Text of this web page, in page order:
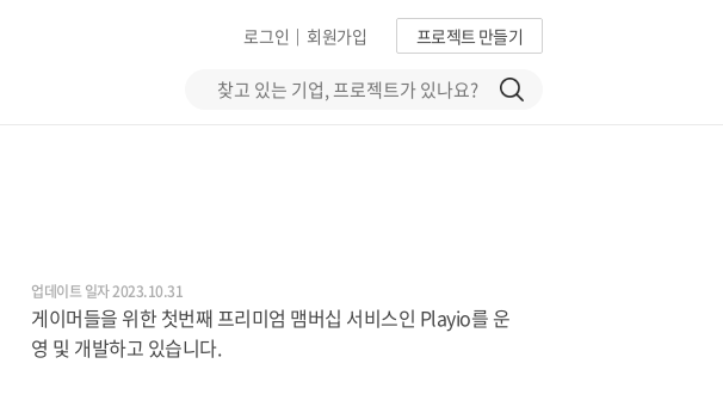
프로젝트 만들기
회원가입
|
로그인
업데이트 일자 2023.10.31
게이머들을 위한 첫번째 프리미엄 맴버십 서비스인 Playio를 운
영 및 개발하고 있습니다.